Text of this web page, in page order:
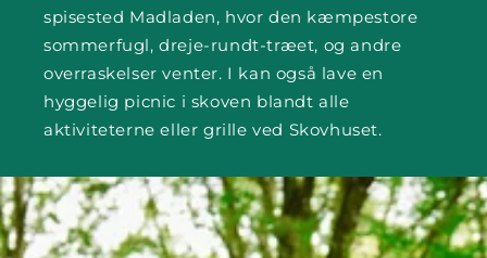
spisested Madladen, hvor den kæmpestore
sommerfugl, dreje-rundt-træet, og andre
overraskelser venter. I kan også lave en
hyggelig picnic i skoven blandt alle
aktiviteterne eller grille ved Skovhuset.